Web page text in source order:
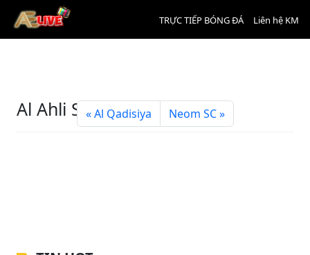
TRỰC TIẾP BÓNG ĐÁ Liên hệ KM
Al Ahli SCAl Qadisiya Neom SC